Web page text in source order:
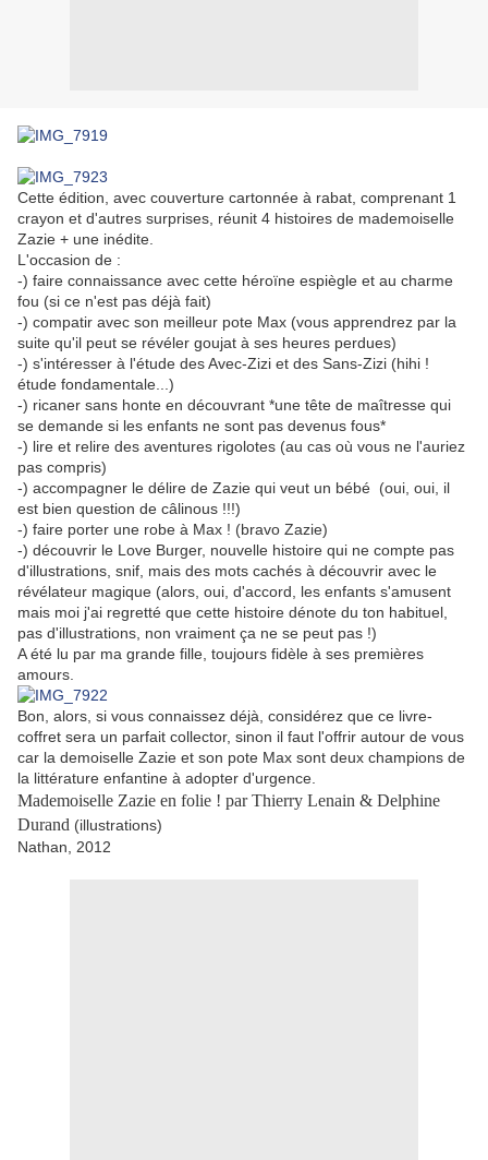
Cette édition, avec couverture cartonnée à rabat, comprenant 1
crayon et d'autres surprises, réunit 4 histoires de mademoiselle
Zazie + une inédite.
L'occasion de :
-) faire connaissance avec cette héroïne espiègle et au charme
fou (si ce n'est pas déjà fait)
-) compatir avec son meilleur pote Max (vous apprendrez par la
suite qu'il peut se révéler goujat à ses heures perdues)
-) s'intéresser à l'étude des Avec-Zizi et des Sans-Zizi (hihi !
étude fondamentale...)
-) ricaner sans honte en découvrant *une tête de maîtresse qui
se demande si les enfants ne sont pas devenus fous*
-) lire et relire des aventures rigolotes (au cas où vous ne l'auriez
pas compris)
-) accompagner le délire de Zazie qui veut un bébé (oui, oui, il
est bien question de câlinous !!!)
-) faire porter une robe à Max ! (bravo Zazie)
-) découvrir le Love Burger, nouvelle histoire qui ne compte pas
d'illustrations, snif, mais des mots cachés à découvrir avec le
révélateur magique (alors, oui, d'accord, les enfants s'amusent
mais moi j'ai regretté que cette histoire dénote du ton habituel,
pas d'illustrations, non vraiment ça ne se peut pas !)
A été lu par ma grande fille, toujours fidèle à ses premières
amours.
Bon, alors, si vous connaissez déjà, considérez que ce livre-
coffret sera un parfait collector, sinon il faut l'offrir autour de vous
car la demoiselle Zazie et son pote Max sont deux champions de
la littérature enfantine à adopter d'urgence.
Mademoiselle Zazie en folie ! par Thierry Lenain & Delphine
Durand (illustrations)
Nathan, 2012